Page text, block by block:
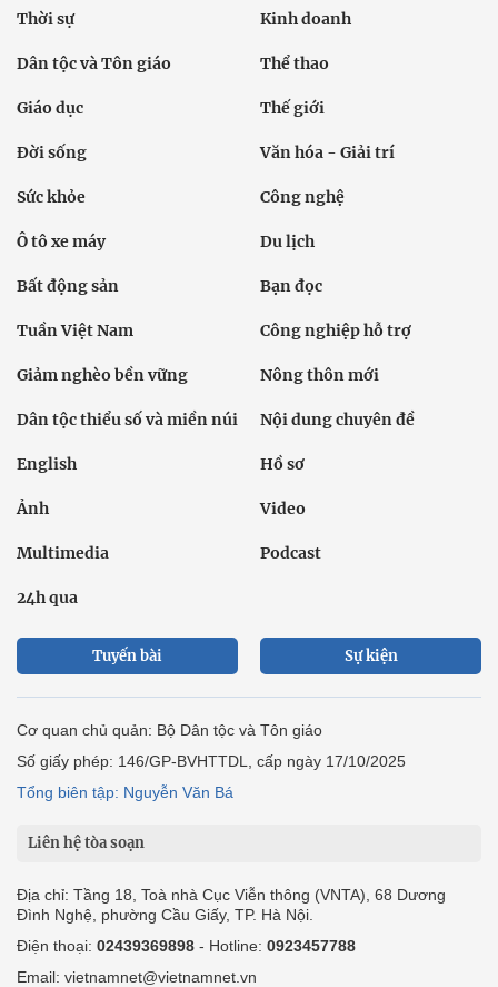
Thời sự Kinh doanh
Dân tộc và Tôn giáo Thể thao
Giáo dục Thế giới
Đời sống Văn hóa - Giải trí
Sức khỏe Công nghệ
Ô tô xe máy Du lịch
Bất động sản Bạn đọc
Tuần Việt Nam Công nghiệp hỗ trợ
Giảm nghèo bền vững Nông thôn mới
Dân tộc thiểu số và miền núi Nội dung chuyên đề
English Hồ sơ
Ảnh Video
Multimedia Podcast
24h qua
Tuyến bài Sự kiện
Cơ quan chủ quản: Bộ Dân tộc và Tôn giáo
Số giấy phép: 146/GP-BVHTTDL, cấp ngày 17/10/2025
Tổng biên tập: Nguyễn Văn Bá
Liên hệ tòa soạn
Địa chỉ: Tầng 18, Toà nhà Cục Viễn thông (VNTA), 68 Dương
Đình Nghệ, phường Cầu Giấy, TP. Hà Nội.
Điện thoại: 02439369898 - Hotline: 0923457788
Email: vietnamnet@vietnamnet.vn